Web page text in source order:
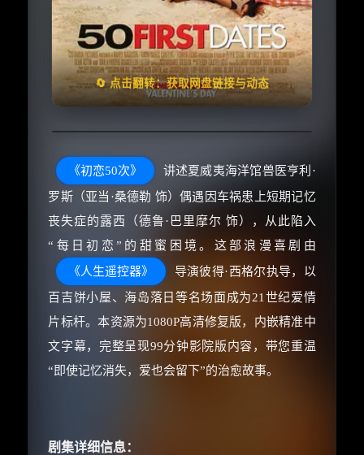
🔄 点击翻转：获取网盘链接与动态
失效请反馈
🧧️
天天领红包
《初恋50次》
讲述夏威夷海洋馆兽医亨利·
罗斯（亚当·桑德勒 饰）偶遇因车祸患上短期记忆
丧失症的露西（德鲁·巴里摩尔 饰），从此陷入
“每日初恋”的甜蜜困境。这部浪漫喜剧由
《人生遥控器》
导演彼得·西格尔执导，以
百吉饼小屋、海岛落日等名场面成为21世纪爱情
片标杆。本资源为1080P高清修复版，内嵌精准中
文字幕，完整呈现99分钟影院版内容，带您重温
“即使记忆消失，爱也会留下”的治愈故事。
剧集详细信息：